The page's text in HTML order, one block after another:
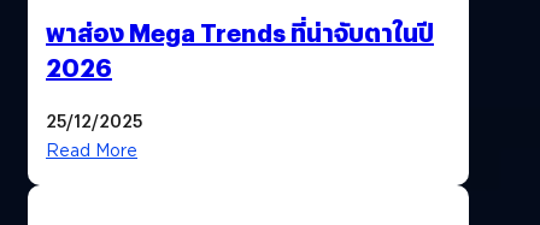
พาส่อง Mega Trends ที่น่าจับตาในปี
2026
25/12/2025
Read More